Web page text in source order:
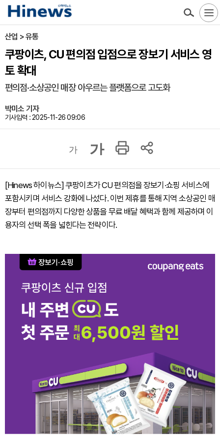
산업 > 유통
쿠팡이츠, CU 편의점 입점으로 장보기 서비스 영
토 확대
편의점·소상공인 매장 아우르는 플랫폼으로 고도화
박미소 기자
기사입력 : 2025-11-26 09:06
가 가
[Hinews 하이뉴스] 쿠팡이츠가 CU 편의점을 장보기·쇼핑 서비스에
포함시키며 서비스 강화에 나섰다. 이번 제휴를 통해 지역 소상공인 매
장부터 편의점까지 다양한 상품을 무료 배달 혜택과 함께 제공하며 이
용자의 선택 폭을 넓힌다는 전략이다.